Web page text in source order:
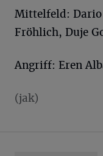
Mittelfeld:
Fröhlich, Duje
Angriff: Eren
(jak)